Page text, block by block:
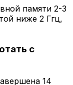
памяти 2-3
ниже 2 Ггц,
с
14